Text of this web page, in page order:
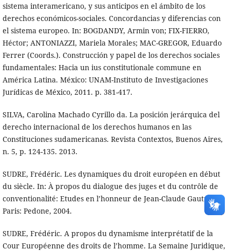
sistema interamericano, y sus anticipos en el ámbito de los
derechos económicos-sociales. Concordancias y diferencias con
el sistema europeo. In: BOGDANDY, Armin von; FIX-FIERRO,
Héctor; ANTONIAZZI, Mariela Morales; MAC-GREGOR, Eduardo
Ferrer (Coords.). Construcción y papel de los derechos sociales
fundamentales: Hacia un ius constitutionale commune en
América Latina. México: UNAM-Instituto de Investigaciones
Jurídicas de México, 2011. p. 381-417.
SILVA, Carolina Machado Cyrillo da. La posición jerárquica del
derecho internacional de los derechos humanos en las
Constituciones sudamericanas. Revista Contextos, Buenos Aires,
n. 5, p. 124-135. 2013.
SUDRE, Frédéric. Les dynamiques du droit européen en début
du siècle. In: À propos du dialogue des juges et du contrôle de
conventionalité: Etudes en l’honneur de Jean-Claude Gautron.
Paris: Pedone, 2004.
SUDRE, Frédéric. A propos du dynamisme interprétatif de la
Cour Européenne des droits de l’homme. La Semaine Juridique,